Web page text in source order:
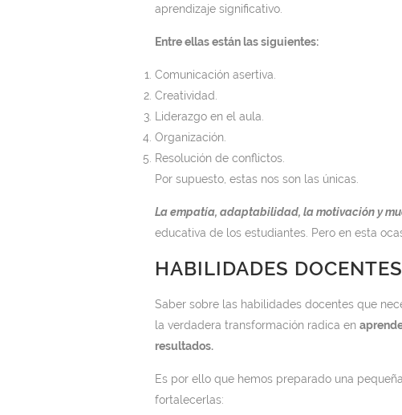
aprendizaje significativo.
Entre ellas están las siguientes:
Comunicación asertiva.
Creatividad.
Liderazgo en el aula.
Organización.
Resolución de conflictos.
Por supuesto, estas nos son las únicas.
La empatía, adaptabilidad, la motivación y
educativa de los estudiantes. Pero en esta
HABILIDADES
Saber sobre las habilidades docentes que
la verdadera transformación radica en
resultados.
Es por ello que hemos preparado una
fortalecerlas: